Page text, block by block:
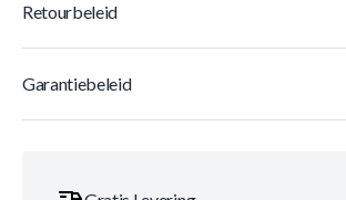
Retourbeleid
Garantiebeleid